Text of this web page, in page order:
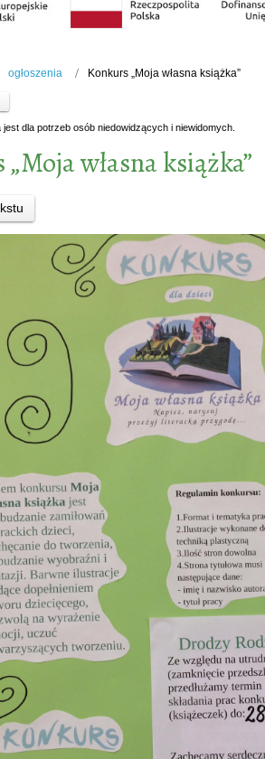
ogłoszenia Konkurs „Moja własna książka”
dla potrzeb osób niedowidzących i niewidomych.
własna książka”